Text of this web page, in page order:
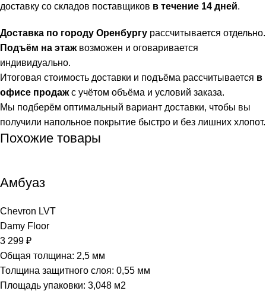
доставку со складов поставщиков в течение 14 дней.
Доставка по городу Оренбургу рассчитывается отдельно.
Подъём на этажвозможен и оговаривается
индивидуально.
Итоговая стоимость доставки и подъёма рассчитывается в
офисе продажс учётом объёма и условий заказа.
Мы подберём оптимальный вариант доставки, чтобы вы
получили напольное покрытие быстро и без лишних хлопот.
Похожие товары
Амбуаз
Chevron LVT
Damy Floor
3 299 ₽
Общая толщина: 2,5 мм
Толщина защитного слоя: 0,55 мм
Площадь упаковки: 3,048 м2